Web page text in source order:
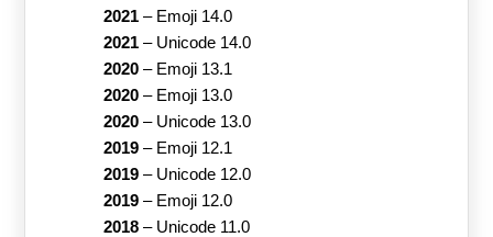
2021– Emoji 14.0
2021– Unicode 14.0
2020– Emoji 13.1
2020– Emoji 13.0
2020– Unicode 13.0
2019– Emoji 12.1
2019– Unicode 12.0
2019– Emoji 12.0
2018– Unicode 11.0